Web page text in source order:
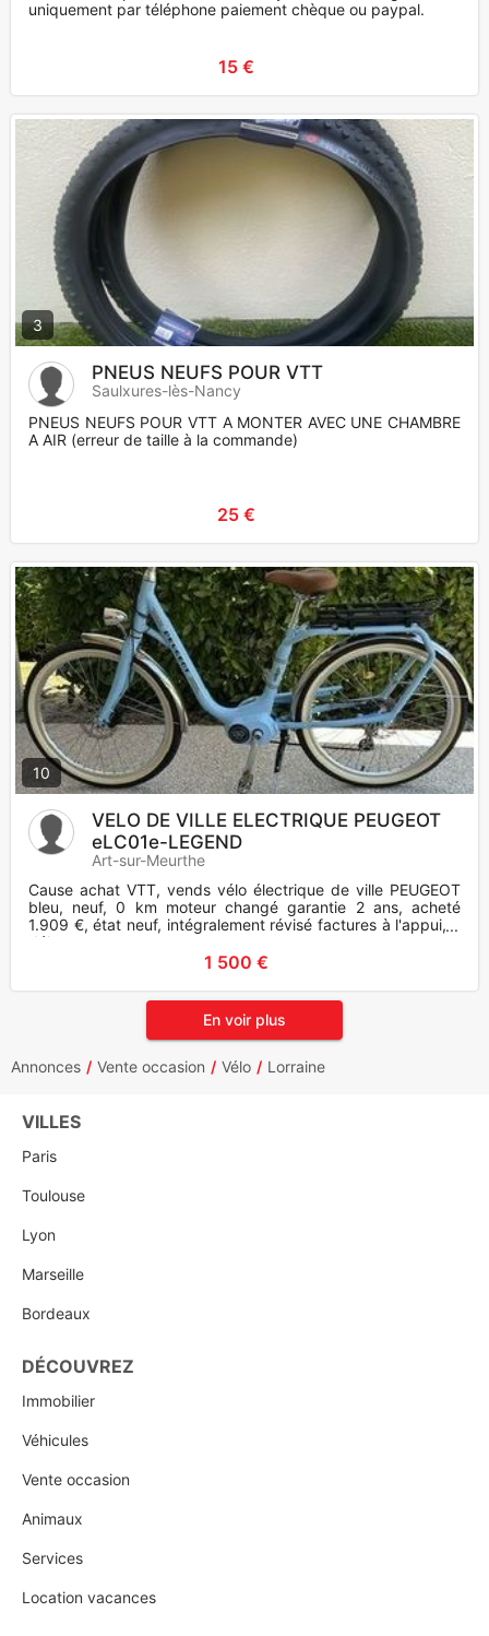
uniquement par téléphone paiement chèque ou paypal.
15 €
3
PNEUS NEUFS POUR VTT
Saulxures-lès-Nancy
PNEUS NEUFS POUR VTT A MONTER AVEC UNE CHAMBRE
A AIR (erreur de taille à la commande)
25 €
10
VELO DE VILLE ELECTRIQUE PEUGEOT
eLC01e-LEGEND
Art-sur-Meurthe
Cause achat VTT, vends vélo électrique de ville PEUGEOT
bleu, neuf, 0 km moteur changé garantie 2 ans, acheté
1.909 €, état neuf, intégralement révisé factures à l'appui, à
débattr
1 500 €
En voir plus
Annonces Vente occasion Vélo Lorraine
VILLES
Paris
Toulouse
Lyon
Marseille
Bordeaux
DÉCOUVREZ
Immobilier
Véhicules
Vente occasion
Animaux
Services
Location vacances